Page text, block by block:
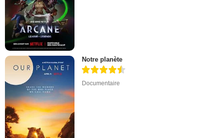
Notre planète
Documentaire